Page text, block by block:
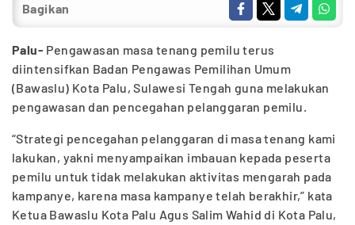
Bagikan
Palu- Pengawasan masa tenang pemilu terus
diintensifkan Badan Pengawas Pemilihan Umum
(Bawaslu) Kota Palu, Sulawesi Tengah guna melakukan
pengawasan dan pencegahan pelanggaran pemilu.
“Strategi pencegahan pelanggaran di masa tenang kami
lakukan, yakni menyampaikan imbauan kepada peserta
pemilu untuk tidak melakukan aktivitas mengarah pada
kampanye, karena masa kampanye telah berakhir,” kata
Ketua Bawaslu Kota Palu Agus Salim Wahid di Kota Palu,